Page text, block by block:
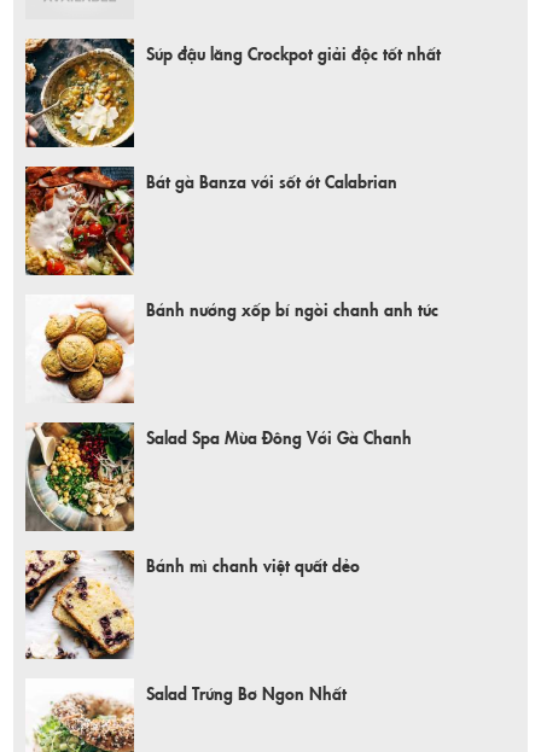
Súp đậu lăng Crockpot giải độc tốt nhất
Bát gà Banza với sốt ớt Calabrian
Bánh nướng xốp bí ngòi chanh anh túc
Salad Spa Mùa Đông Với Gà Chanh
Bánh mì chanh việt quất dẻo
Salad Trứng Bơ Ngon Nhất